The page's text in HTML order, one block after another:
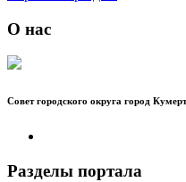
О нас
Совет городского округа город
Разделы портала